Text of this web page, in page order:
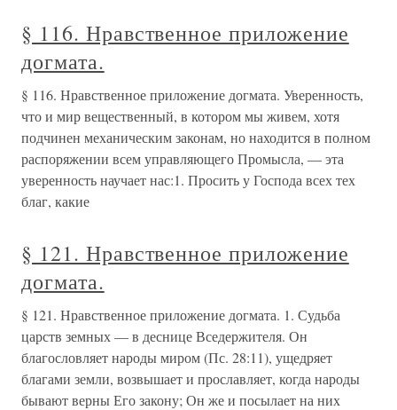
§ 116. Нравственное приложение
догмата.
§ 116. Нравственное приложение догмата. Уверенность,
что и мир вещественный, в котором мы живем, хотя
подчинен механическим законам, но находится в полном
распоряжении всем управляющего Промысла, — эта
уверенность научает нас:1. Просить у Господа всех тех
благ, какие
§ 121. Нравственное приложение
догмата.
§ 121. Нравственное приложение догмата. 1. Судьба
царств земных — в деснице Вседержителя. Он
благословляет народы миром (Пс. 28:11), ущедряет
благами земли, возвышает и прославляет, когда народы
бывают верны Его закону; Он же и посылает на них